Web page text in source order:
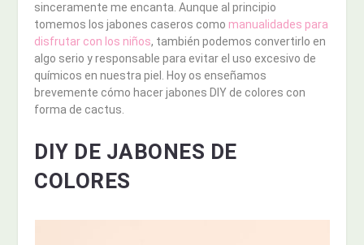
sinceramente me encanta. Aunque al principio
tomemos los jabones caseros como manualidades para
disfrutar con los niños, también podemos convertirlo en
algo serio y responsable para evitar el uso excesivo de
químicos en nuestra piel. Hoy os enseñamos
brevemente cómo hacer jabones DIY de colores con
forma de cactus.
DIY DE JABONES DE
COLORES